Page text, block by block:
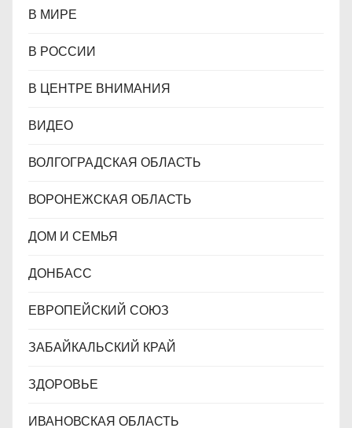
В МИРЕ
В РОССИИ
В ЦЕНТРЕ ВНИМАНИЯ
ВИДЕО
ВОЛГОГРАДСКАЯ ОБЛАСТЬ
ВОРОНЕЖСКАЯ ОБЛАСТЬ
ДОМ И СЕМЬЯ
ДОНБАСС
ЕВРОПЕЙСКИЙ СОЮЗ
ЗАБАЙКАЛЬСКИЙ КРАЙ
ЗДОРОВЬЕ
ИВАНОВСКАЯ ОБЛАСТЬ